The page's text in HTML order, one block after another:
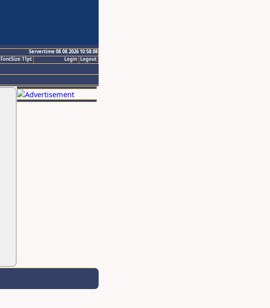
Servertime 08.08.2026 10:58:08
Logout
Login
FontSize:11pt